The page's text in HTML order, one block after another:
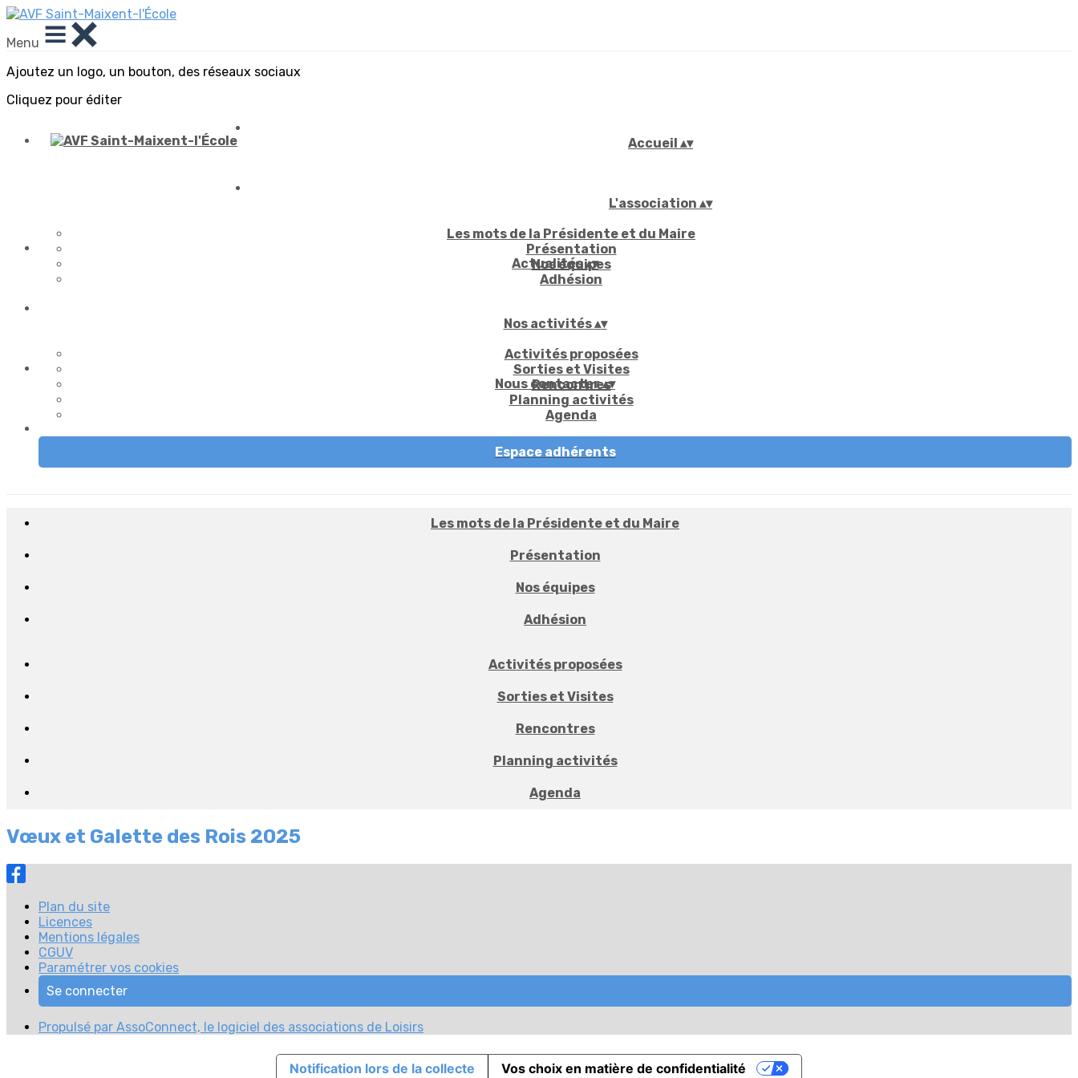
Menu
Ajoutez un logo, un bouton, des réseaux sociaux
Cliquez pour éditer
Accueil ▴▾
L'association ▴▾
Les mots de la Présidente et du Maire
Présentation
Nos équipes
Adhésion
Actualités▴▾
Nos activités▴▾
Activités proposées
Sorties et Visites
Rencontres
Planning activités
Agenda
Nous contacter▴▾
Espace adhérents
Les mots de la Présidente et du Maire
Présentation
Nos équipes
Adhésion
Activités proposées
Sorties et Visites
Rencontres
Planning activités
Agenda
Vœux et Galette des Rois 2025
Plan du site
Licences
Mentions légales
CGUV
Paramétrer vos cookies
Se connecter
Propulsé par AssoConnect, le logiciel des associations de Loisirs
Notification lors de la collecte Vos choix en matière de confidentialité